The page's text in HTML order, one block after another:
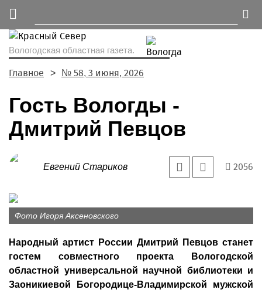
Вологодская областная газета.
Главное № 58, 3 июня, 2026
Гость Вологды -
Дмитрий Певцов
Евгений Стариков 2056
Фото Игоря Аксеновского
Народный артист России Дмитрий Певцов станет
гостем совместного проекта Вологодской
областной универсальной научной библиотеки и
Заоникиевой Богородице-Владимирской мужской